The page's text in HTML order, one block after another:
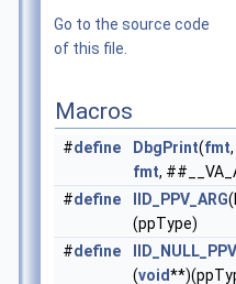
Go to the source code
of this file.
Macros
#define DbgPrint(fmt
fmt,
#define IID_PPV_ARG
(ppType)
#define
(void